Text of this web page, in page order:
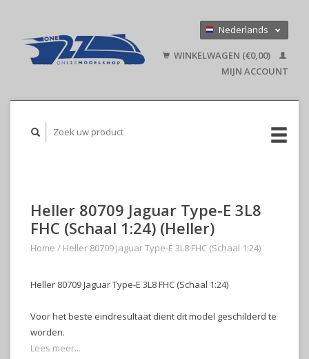
Nederlands
English
WINKELWAGEN (€0,00)
MIJN ACCOUNT
Heller 80709 Jaguar Type-E 3L8
FHC (Schaal 1:24) (Heller)
Home / Heller 80709 Jaguar Type-E 3L8 FHC (Schaal 1:24)
Heller 80709 Jaguar Type-E 3L8 FHC (Schaal 1:24)
Voor het beste eindresultaat dient dit model geschilderd te
worden.
Lees meer...